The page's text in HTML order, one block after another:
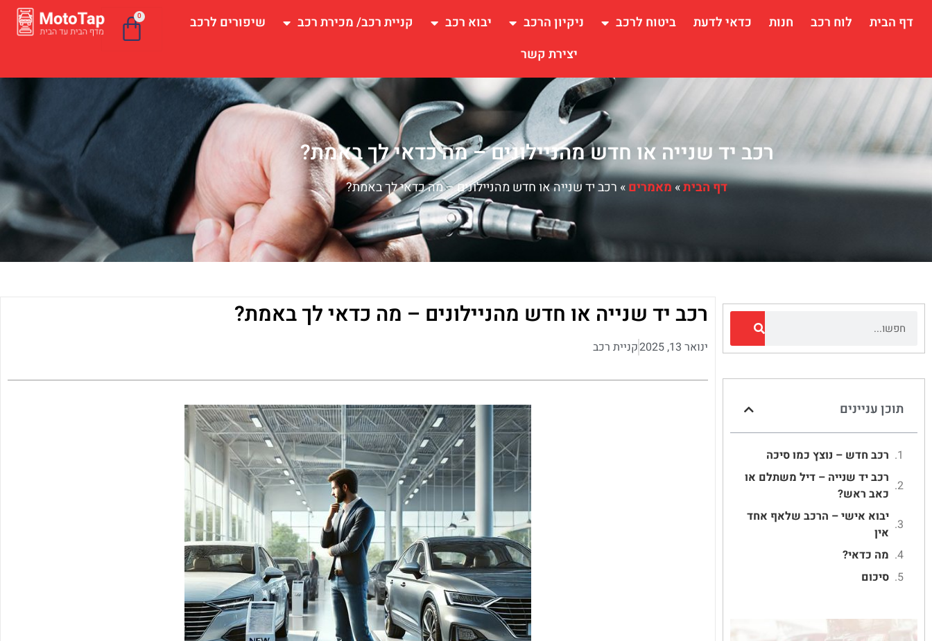
דף הבית לוח רכב חנות כדאי לדעת ביטוח לרכב ניקיון הרכב יבוא רכב קניית רכב/ מכירת רכב
שיפורים לרכב
יצירת קשר
0
רכב יד שנייה או חדש מהניילונים – מה כדאי לך באמת?
דף הבית»מאמרים» רכב יד שנייה או חדש מהניילונים – מה כדאי לך באמת?
תוכן עניינים
רכב חדש – נוצץ כמו סיכה
רכב יד שנייה – דיל משתלם או
כאב ראש?
יבוא אישי – הרכב שלאף אחד
אין
מה כדאי?
סיכום
רכב יד שנייה או חדש מהניילונים – מה כדאי לך באמת?
ינואר 13, 2025 קניית רכב